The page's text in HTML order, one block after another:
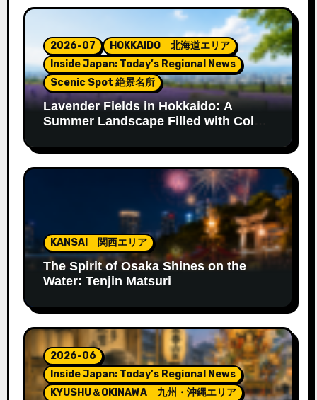
2026-07
HOKKAIDO 北海道エリア
Inside Japan: Today’s Regional News
Scenic Spot 絶景名所
Lavender Fields in Hokkaido: A
Summer Landscape Filled with Color
KANSAI 関西エリア
The Spirit of Osaka Shines on the
Water: Tenjin Matsuri
2026-06
Inside Japan: Today’s Regional News
KYUSHU＆OKINAWA 九州・沖縄エリア